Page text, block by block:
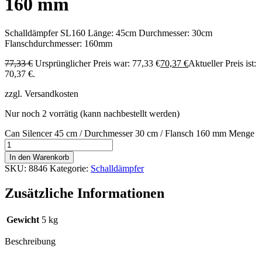
160 mm
Schalldämpfer SL160 Länge: 45cm Durchmesser: 30cm
Flanschdurchmesser: 160mm
77,33€ Ursprünglicher Preis war: 77,33 €70,37 €Aktueller Preis ist:
70,37 €.
zzgl. Versandkosten
Nur noch 2 vorrätig (kann nachbestellt werden)
Can Silencer 45 cm / Durchmesser 30 cm / Flansch 160 mm Menge
In den Warenkorb
SKU: 8846 Kategorie: Schalldämpfer
Zusätzliche Informationen
Gewicht 5 kg
Beschreibung